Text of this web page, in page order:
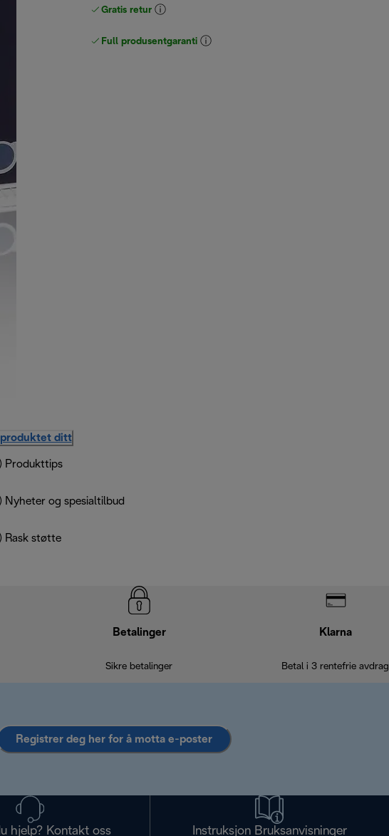
Gratis retur
Full produsentgaranti
produktet ditt
Produkttips
Nyheter og spesialtilbud
Rask støtte
Betalinger
Sikre betalinger
Klarna
Betal i 3 rentefrie avdrag
Registrer deg her for å motta e-poster
hjelp? Kontakt oss Instruksjon Bruksanvisninger